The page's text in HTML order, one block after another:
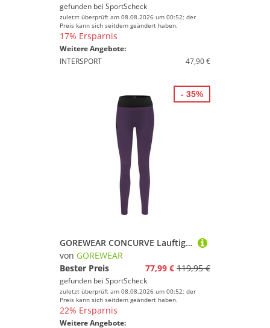
gefunden bei SportScheck
zuletzt überprüft am 08.08.2026 um 00:52; der
Preis kann sich seitdem geändert haben.
17% Ersparnis
Weitere Angebote:
INTERSPORT
47,90 €
GOREWEAR CONCURVE Lauftights Damen
von GOREWEAR
Bester Preis
77,99 € 119,95 €
gefunden bei SportScheck
zuletzt überprüft am 08.08.2026 um 00:52; der
Preis kann sich seitdem geändert haben.
22% Ersparnis
Weitere Angebote:
- 35%